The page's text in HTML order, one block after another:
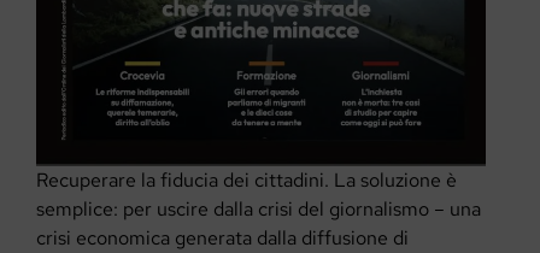
Recuperare la fiducia dei cittadini. La soluzione è
semplice: per uscire dalla crisi del giornalismo – una
crisi economica generata dalla diffusione di